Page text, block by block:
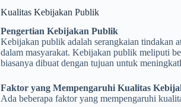
Kualitas Kebijakan Publik
Pengertian Kebijakan Publik
Kebijakan publik adalah serangkaian tindakan
dalam masyarakat. Kebijakan publik meliputi
biasanya dibuat dengan tujuan untuk
Faktor yang Mempengaruhi Kualitas
Ada beberapa faktor yang mempengaruhi